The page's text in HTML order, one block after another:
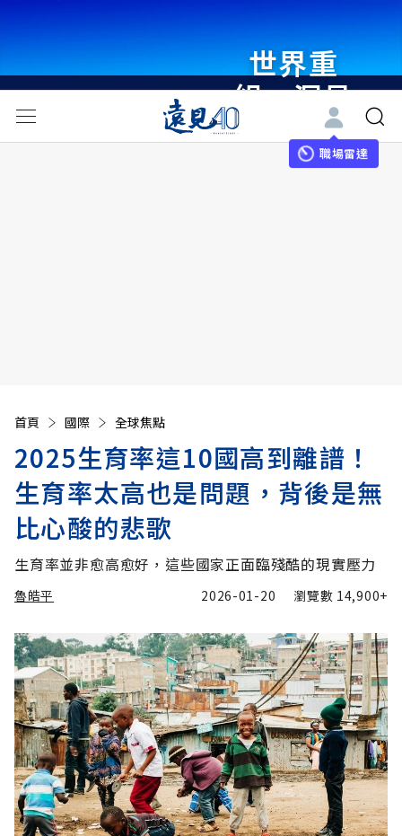
世界重
組・洞見
未來 與
世界領袖
職場雷達
首頁 國際 全球焦點
2025生育率這10國高到離譜！
生育率太高也是問題，背後是無
比心酸的悲歌
生育率並非愈高愈好，這些國家正面臨殘酷的現實壓力
魯皓平 2026-01-20 瀏覽數 14,900+